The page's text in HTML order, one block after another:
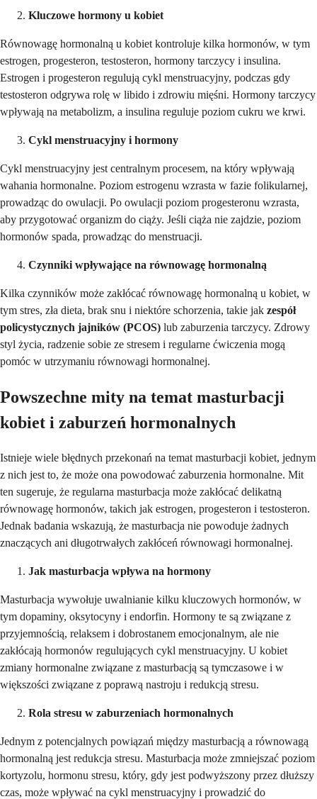
Kluczowe hormony u kobiet
Równowagę hormonalną u kobiet kontroluje kilka hormonów, w tym
estrogen, progesteron, testosteron, hormony tarczycy i insulina.
Estrogen i progesteron regulują cykl menstruacyjny, podczas gdy
testosteron odgrywa rolę w libido i zdrowiu mięśni. Hormony tarczycy
wpływają na metabolizm, a insulina reguluje poziom cukru we krwi.
Cykl menstruacyjny i hormony
Cykl menstruacyjny jest centralnym procesem, na który wpływają
wahania hormonalne. Poziom estrogenu wzrasta w fazie folikularnej,
prowadząc do owulacji. Po owulacji poziom progesteronu wzrasta,
aby przygotować organizm do ciąży. Jeśli ciąża nie zajdzie, poziom
hormonów spada, prowadząc do menstruacji.
Czynniki wpływające na równowagę hormonalną
Kilka czynników może zakłócać równowagę hormonalną u kobiet, w
tym stres, zła dieta, brak snu i niektóre schorzenia, takie jak zespół
policystycznych jajników (PCOS) lub zaburzenia tarczycy. Zdrowy
styl życia, radzenie sobie ze stresem i regularne ćwiczenia mogą
pomóc w utrzymaniu równowagi hormonalnej.
Powszechne mity na temat masturbacji
kobiet i zaburzeń hormonalnych
Istnieje wiele błędnych przekonań na temat masturbacji kobiet, jednym
z nich jest to, że może ona powodować zaburzenia hormonalne. Mit
ten sugeruje, że regularna masturbacja może zakłócać delikatną
równowagę hormonów, takich jak estrogen, progesteron i testosteron.
Jednak badania wskazują, że masturbacja nie powoduje żadnych
znaczących ani długotrwałych zakłóceń równowagi hormonalnej.
Jak masturbacja wpływa na hormony
Masturbacja wywołuje uwalnianie kilku kluczowych hormonów, w
tym dopaminy, oksytocyny i endorfin. Hormony te są związane z
przyjemnością, relaksem i dobrostanem emocjonalnym, ale nie
zakłócają hormonów regulujących cykl menstruacyjny. U kobiet
zmiany hormonalne związane z masturbacją są tymczasowe i w
większości związane z poprawą nastroju i redukcją stresu.
Rola stresu w zaburzeniach hormonalnych
Jednym z potencjalnych powiązań między masturbacją a równowagą
hormonalną jest redukcja stresu. Masturbacja może zmniejszać poziom
kortyzolu, hormonu stresu, który, gdy jest podwyższony przez dłuższy
czas, może wpływać na cykl menstruacyjny i prowadzić do